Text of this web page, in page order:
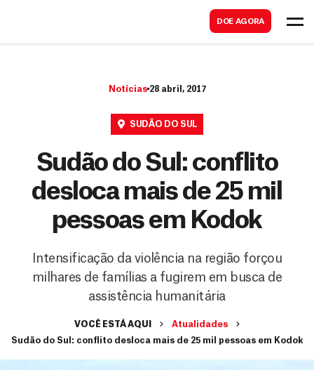
DOE AGORA
r
Notícias 28 abril, 2017
SUDÃO DO SUL
Sudão do Sul: conflito
desloca mais de 25 mil
pessoas em Kodok
Intensificação da violência na região forçou
milhares de famílias a fugirem em busca de
assistência humanitária
VOCÊ ESTÁ AQUI
Atualidades
Sudão do Sul: conflito desloca mais de 25 mil pessoas em Kodok
a
r